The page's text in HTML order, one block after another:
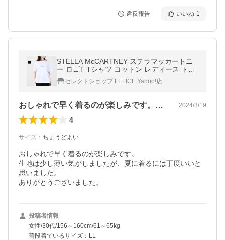
違反報告 いいね 1
STELLA McCARTNEY ステラマッカートニ
ー ロゴT Tシャツ コットン レディース トッ
プス ホワイト WHITE ブラック BLACK 5112
40 セレクトショップ FELICE Yahoo!店
おしゃれで早く着るのが楽しみです。生地… 2024/3/19
4
サイズ ： ちょうどよい
おしゃれで早く着るのが楽しみです。
生地は少し薄い気がしましたが、夏に着るには丁度いいと
思いました。
ありがとうございました。
投稿者情報
女性/30代/156～160cm/61～65kg
普段着ているサイズ：LL